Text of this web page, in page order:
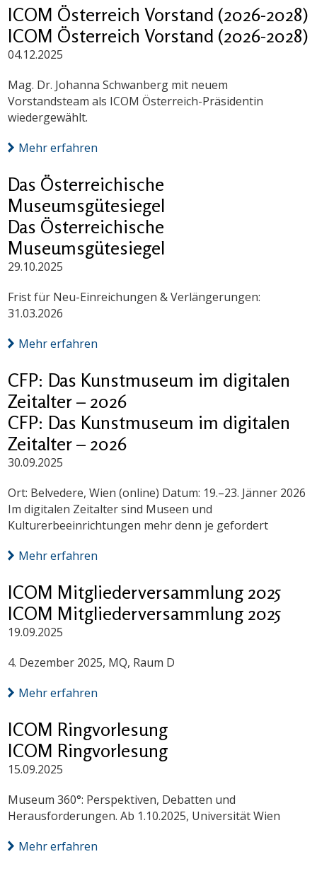
ICOM Österreich Vorstand (2026-2028)
ICOM Österreich Vorstand (2026-2028)
04.12.2025
Mag. Dr. Johanna Schwanberg mit neuem
Vorstandsteam als ICOM Österreich-Präsidentin
wiedergewählt.
Mehr erfahren
Das Österreichische
Museumsgütesiegel
Das Österreichische
Museumsgütesiegel
29.10.2025
Frist für Neu-Einreichungen & Verlängerungen:
31.03.2026
Mehr erfahren
CFP: Das Kunstmuseum im digitalen
Zeitalter – 2026
CFP: Das Kunstmuseum im digitalen
Zeitalter – 2026
30.09.2025
Ort: Belvedere, Wien (online) Datum: 19.–23. Jänner 2026
Im digitalen Zeitalter sind Museen und
Kulturerbeeinrichtungen mehr denn je gefordert
Mehr erfahren
ICOM Mitgliederversammlung 2025
ICOM Mitgliederversammlung 2025
19.09.2025
4. Dezember 2025, MQ, Raum D
Mehr erfahren
ICOM Ringvorlesung
ICOM Ringvorlesung
15.09.2025
Museum 360°: Perspektiven, Debatten und
Herausforderungen. Ab 1.10.2025, Universität Wien
Mehr erfahren